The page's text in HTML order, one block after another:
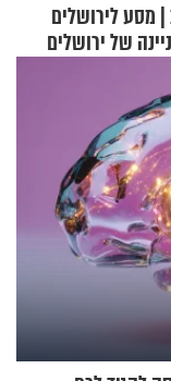
מסע לירושלים
של ירושלים